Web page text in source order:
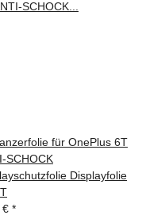
für OnePlus 6T
SCHOCK
Displayfolie
€ *